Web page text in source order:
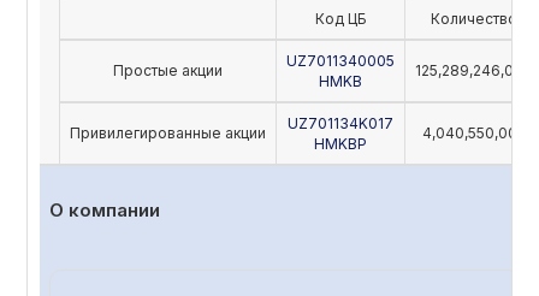
Код ЦБ Количество
Простые акции
UZ7011340005
HMKB
125,289,246,000
Привилегированные акции
UZ701134K017
HMKBP
4,040,550,000
О компании